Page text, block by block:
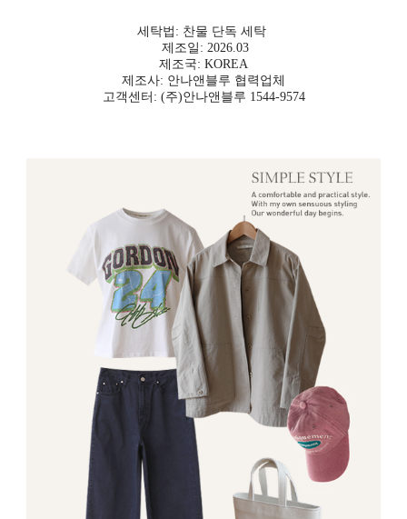
세탁법: 찬물 단독 세탁
제조일: 2026.03
제조국: KOREA
제조사: 안나앤블루 협력업체
고객센터: (주)안나앤블루 1544-9574